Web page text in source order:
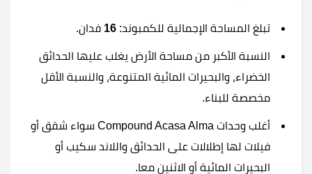
تبلغ المساحة الإجمالية للكمبوند: 16 فدان.
النسبة الأكبر من مساحة الأرض يغلب عليها الحدائق
الخضراء، والبحيرات المائية المتنوعة، والنسبة الأقل
مخصصة للبناء.
أغلب وحدات Compound Acasa Alma سواء شقق أو
فيلات لها إطلالات على الحدائق واللاند سكيب أو
البحيرات المائية أو الاثنين معا.